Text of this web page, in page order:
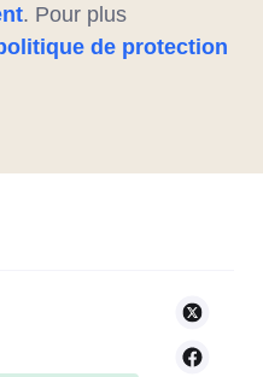
. Pour plus
de protection